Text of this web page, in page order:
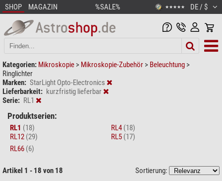
SHOP MAGAZIN %SALE% ★★★★★ DE / $
Kategorien: Mikroskopie > Mikroskopie-Zubehör > Beleuchtung >
Ringlichter
Marken: StarLight Opto-Electronics
Lieferbarkeit: kurzfristig lieferbar
Serie: RL1
Produktserien:
RL1 (18)
RL12 (29)
RL4 (18)
RL5 (17)
RL66 (6)
Artikel 1 - 18 von 18 Sortierung: